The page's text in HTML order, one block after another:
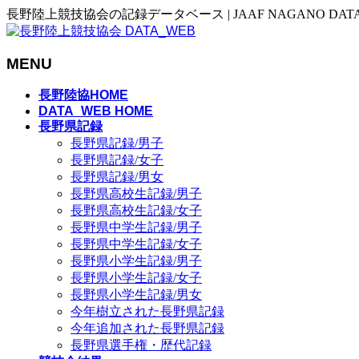
長野陸上競技協会の記録データベース | JAAF NAGANO
MENU
長野陸協HOME
DATA_WEB HOME
長野県記録
長野県記録/男子
長野県記録/女子
長野県記録/男女
長野県高校生記録/男子
長野県高校生記録/女子
長野県中学生記録/男子
長野県中学生記録/女子
長野県小学生記録/男子
長野県小学生記録/女子
長野県小学生記録/男女
今年樹立された長野県記録
今年追加された長野県記録
長野県選手権・歴代記録